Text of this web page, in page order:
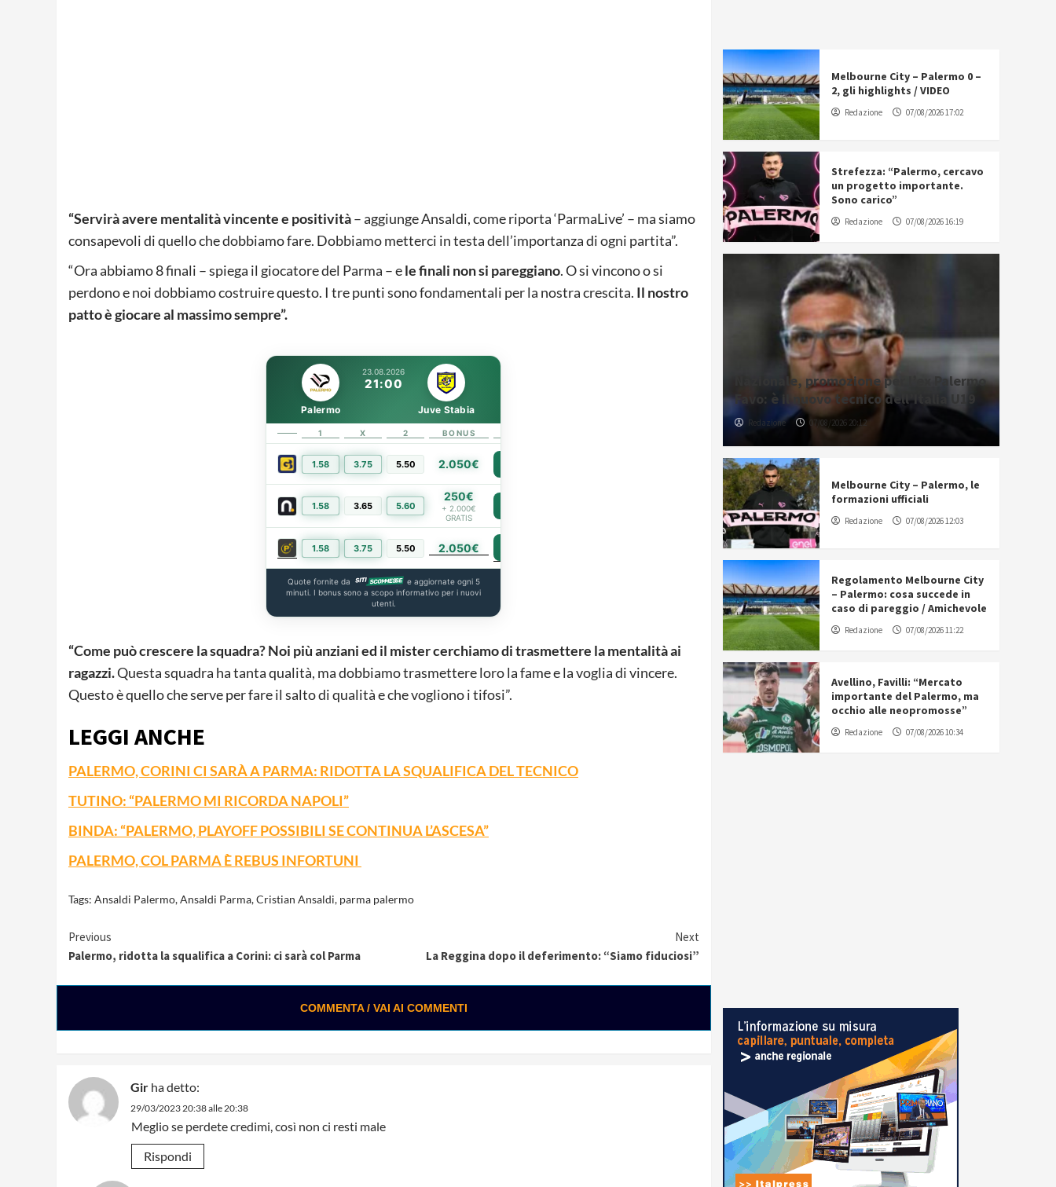
“Servirà avere mentalità vincente e positività– aggiunge Ansaldi, come riporta ‘ParmaLive’ – ma siamo
consapevoli di quello che dobbiamo fare. Dobbiamo metterci in testa dell’importanza di ogni partita”.
“Ora abbiamo 8 finali – spiega il giocatore del Parma – ele finali non si pareggiano. O si vincono o si
perdono e noi dobbiamo costruire questo. I tre punti sono fondamentali per la nostra crescita. Il nostro
patto è giocare al massimo sempre”.
23.08.2026
21:00
Palermo Juve Stabia
1 X 2 BONUS
1.58 3.75 5.50 2.050€
1.58 3.65 5.60
250€
+ 2.000€
GRATIS
1.58 3.75 5.50 2.050€
Quote fornite da
e aggiornate ogni 5
minuti. I bonus sono a scopo informativo per i nuovi
utenti.
“Come può crescere la squadra? Noi più anziani ed il mister cerchiamo di trasmettere la mentalità ai
ragazzi.Questa squadra ha tanta qualità, ma dobbiamo trasmettere loro la fame e la voglia di vincere.
Questo è quello che serve per fare il salto di qualità e che vogliono i tifosi”.
LEGGI ANCHE
PALERMO, CORINI CI SARÀ A PARMA: RIDOTTA LA SQUALIFICA DEL TECNICO
TUTINO: “PALERMO MI RICORDA NAPOLI”
BINDA: “PALERMO, PLAYOFF POSSIBILI SE CONTINUA L’ASCESA”
PALERMO, COL PARMA È REBUS INFORTUNI
Tags: Ansaldi Palermo,Ansaldi Parma,Cristian Ansaldi, parma palermo
Continue
Previous
Palermo, ridotta la squalifica a Corini: ci sarà col Parma
Next
La Reggina dopo il deferimento: “Siamo fiduciosi”
COMMENTA / VAI AI COMMENTI
Gir ha detto:
29/03/2023 20:38 alle 20:38
Meglio se perdete credimi, così non ci resti male
Rispondi
Melbourne City – Palermo 0 –
2, gli highlights / VIDEO
Redazione 07/08/2026 17:02
Strefezza: “Palermo, cercavo
un progetto importante.
Sono carico”
Redazione 07/08/2026 16:19
Nazionale, promozione per l’ex Palermo
Favo: è il nuovo tecnico dell’Italia U19
Redazione 07/08/2026 20:12
Melbourne City – Palermo, le
formazioni ufficiali
Redazione 07/08/2026 12:03
Regolamento Melbourne City
– Palermo: cosa succede in
caso di pareggio / Amichevole
Redazione 07/08/2026 11:22
Avellino, Favilli: “Mercato
importante del Palermo, ma
occhio alle neopromosse”
Redazione 07/08/2026 10:34